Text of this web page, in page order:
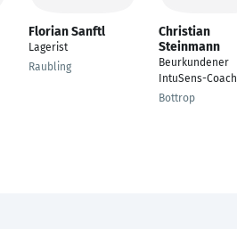
Florian Sanftl
Lagerist
Raubling
Christian
Steinmann
Beurkundener
IntuSens-Coach
Bottrop